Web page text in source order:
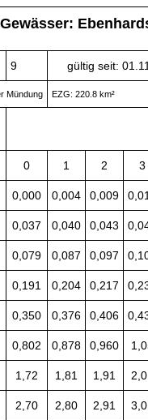
9 gültig seit:
Mündung EZG: 220.8 km²
0 1 2 3
0,000 0,004 0,009
0,037 0,040 0,043
0,079 0,087 0,097
0,191 0,204 0,217
0,350 0,376 0,406
0,802 0,878 0,960
1,72 1,81 1,91
2,70 2,80 2,91